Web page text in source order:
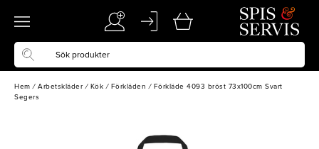
Hem / Arbetskläder / Kök / Förkläden / Förkläde 4093 bröst 73x100cm Svart
Segers